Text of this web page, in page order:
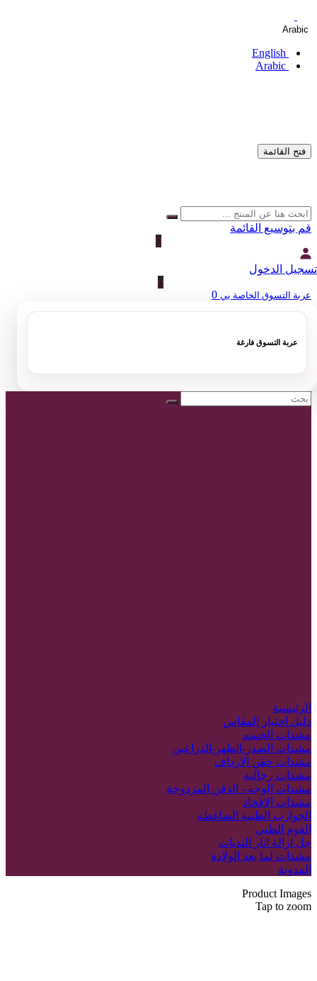
English
Arabic
فتح القائمة
قم بتوسيع القائمة
0
تسجيل الدخول
0
عربة التسوق الخاصة بي 0
عربة التسوق فارغة
الرئيسية
دليل اختيار المقاس
مشدات الجسم
مشدات الصدر-الظهر-الذراعين
مشدات حقن الارداف
مشدات رجالية
مشدات الوجه - الذقن المزدوجة
مشدات الافخاذ
الجوارب الطبية الضاغطة
الفوم الطبي
جل ازالة اثار الندبات
مشدات لما بعد الولادة
المدونة
Product Images
Tap to zoom